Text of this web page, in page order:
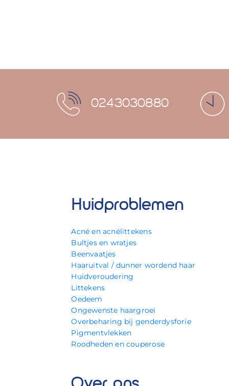
0243030880
Huidproblemen
Acné en acnélittekens
Bultjes en wratjes
Beenvaatjes
Haaruitval / dunner wordend haar
Huidveroudering
Littekens
Oedeem
Ongewenste haargroei
Overbeharing bij genderdysforie
Pigmentvlekken
Roodheden en couperose